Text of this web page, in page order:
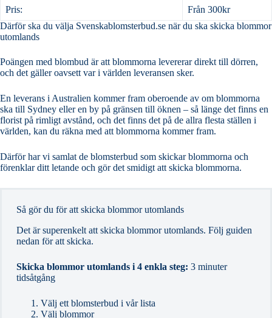
Pris:
Från 300kr
Därför ska du välja Svenskablomsterbud.se när du ska skicka blommor
utomlands
Poängen med blombud är att blommorna levererar direkt till dörren,
och det gäller oavsett var i världen leveransen sker.
En leverans i Australien kommer fram oberoende av om blommorna
ska till Sydney eller en by på gränsen till öknen – så länge det finns en
florist på rimligt avstånd, och det finns det på de allra flesta ställen i
världen, kan du räkna med att blommorna kommer fram.
Därför har vi samlat de blomsterbud som skickar blommorna och
förenklar ditt letande och gör det smidigt att skicka blommorna.
Så gör du för att skicka blommor utomlands
Det är superenkelt att skicka blommor utomlands. Följ guiden
nedan för att skicka.
Skicka blommor utomlands i 4 enkla steg: 3 minuter
tidsåtgång
Välj ett blomsterbud i vår lista
Välj blommor